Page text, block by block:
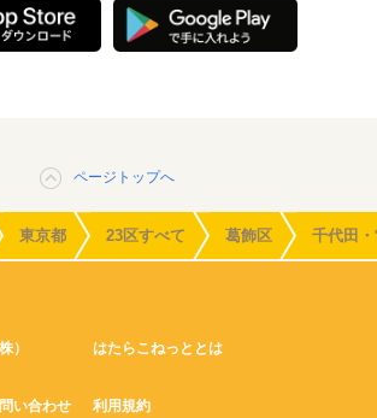
ページトップへ
東京都 23区すべて 葛飾区 千代田
） はたらこねっととは
い合わせ 利用規約